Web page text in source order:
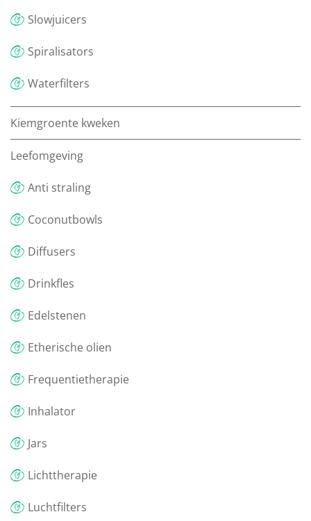
Slowjuicers
Spiralisators
Waterfilters
Kiemgroente kweken
Leefomgeving
Anti straling
Coconutbowls
Diffusers
Drinkfles
Edelstenen
Etherische olien
Frequentietherapie
Inhalator
Jars
Lichttherapie
Luchtfilters